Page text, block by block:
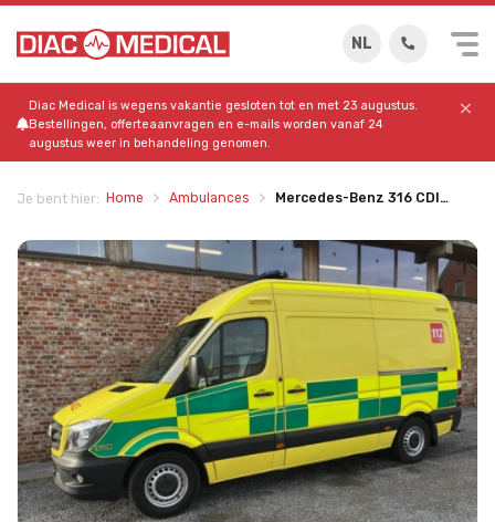
NL
Diac Medical is wegens vakantie gesloten tot en met 23 augustus.
Bestellingen, offerteaanvragen en e-mails worden vanaf 24
augustus weer in behandeling genomen.
Je bent hier: Home Ambulances Mercedes-Benz 316 CDI…